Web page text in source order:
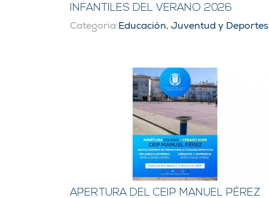
INFANTILES DEL VERANO 2026
Categoria:Educación, Juventud y Deportes
APERTURA DEL CEIP MANUEL PÉREZ